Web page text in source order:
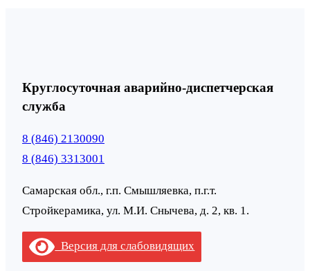
Круглосуточная аварийно-диспетчерская
служба
8 (846) 2130090
8 (846) 3313001
Самарская обл., г.п. Смышляевка, п.г.т.
Стройкерамика, ул. М.И. Снычева, д. 2, кв. 1.
Версия для слабовидящих